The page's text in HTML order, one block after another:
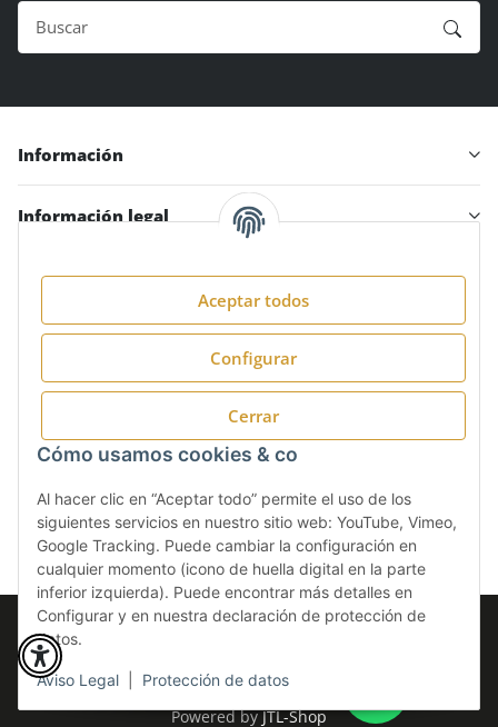
Aceptar todos
Configurar
Cerrar
Cómo usamos cookies & co
Al hacer clic en “Aceptar todo” permite el uso de los
siguientes servicios en nuestro sitio web: YouTube, Vimeo,
Google Tracking. Puede cambiar la configuración en
cualquier momento (icono de huella digital en la parte
inferior izquierda). Puede encontrar más detalles en
Configurar y en nuestra declaración de protección de
datos.
Aviso Legal Protección de datos
Información
Información legal
* Todos los precios incluyen IVA.
© CASA CLIMÁTICA S.A.
Powered byJTL-Shop